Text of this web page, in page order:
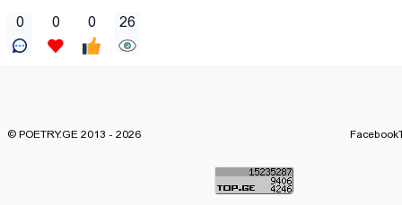
0 0 0 26
© POETRY.GE 2013 - 2026 Facebook